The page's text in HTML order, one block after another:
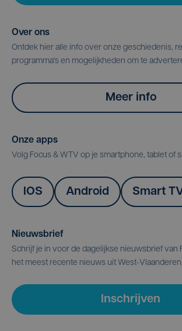
Over ons
Ontdek hier alle info over onze geschiedenis,
programma's en mogelijkheden om te
Meer info
Onze apps
Volg Focus & WTV op je smartphone, tablet of
IOS Android Smart
Nieuwsbrief
Schrijf je in voor de dagelijkse nieuwsbrief van
het meest recente nieuws uit West-Vlaanderen.
Inschrijven